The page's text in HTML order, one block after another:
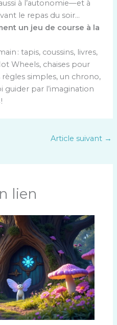
à l’autonomie—et à
le repas du soir…
un jeu de course à la
: tapis, coussins, livres,
Wheels, chaises pour
simples, un chrono,
guider par l’imagination
Article suivant →
lien